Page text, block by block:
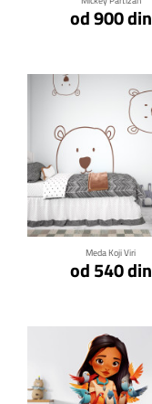
od 900 din
Meda Koji Viri
od 540 din
Klikni za detalje